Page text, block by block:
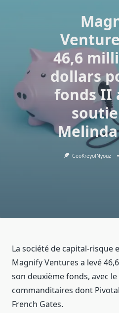
46,6
dollars
fonds II
CeoKreyolNyouz
La société de capital-risque
Magnify Ventures a levé
son deuxième fonds, avec
commanditaires dont
French Gates.